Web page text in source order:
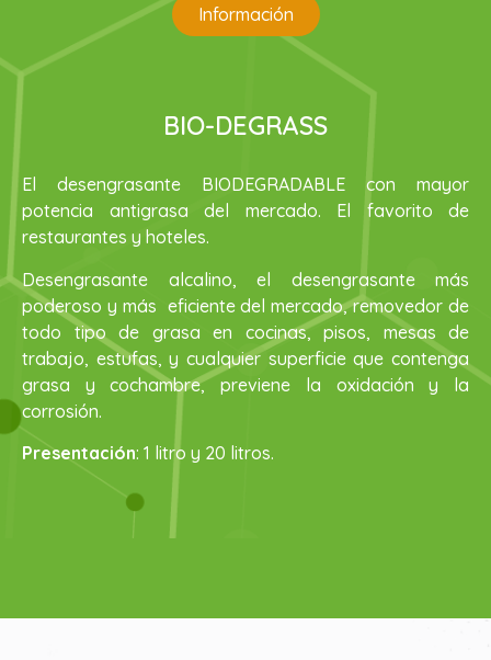
Información
BIO-DEGRASS
El desengrasante BIODEGRADABLE con mayor
potencia antigrasa del mercado. El favorito de
restaurantes y hoteles.
Desengrasante alcalino, el desengrasante más
poderoso y más eficiente del mercado, removedor de
todo tipo de grasa en cocinas, pisos, mesas de
trabajo, estufas, y cualquier superficie que contenga
grasa y cochambre, previene la oxidación y la
corrosión.
Presentación: 1 litro y 20 litros.